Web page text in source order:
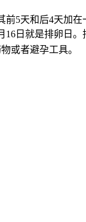
5天和后4天加
日就是排卵日
或者避孕工具。